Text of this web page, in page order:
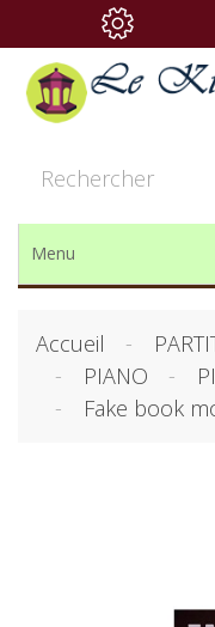
Menu
Accueil
PIANO
Fake book